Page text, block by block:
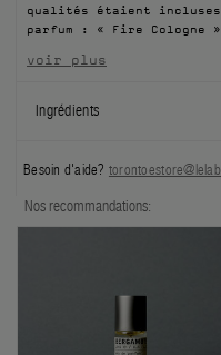
FILMS
qualités étaient
parfum : « Fire Cologne
voir plus
Ingrédients
Besoin d'aide?
Nos recommandations: